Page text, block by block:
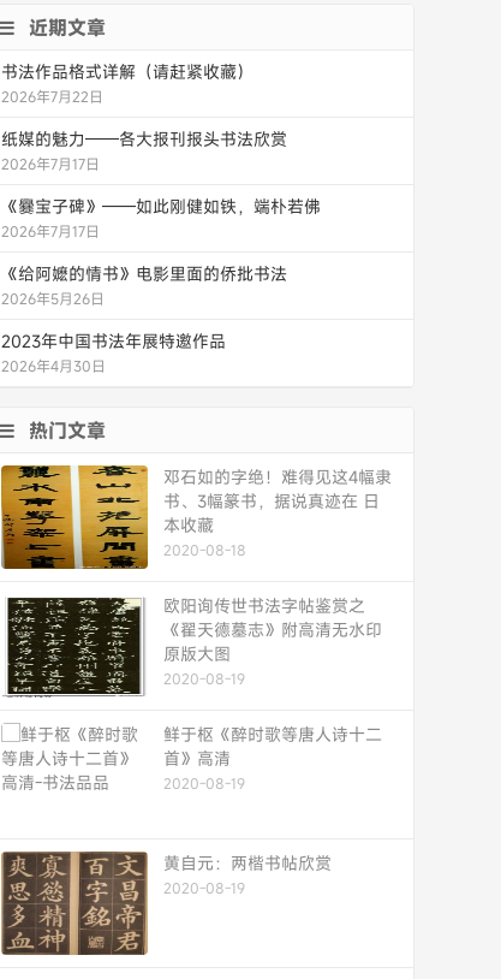
近期文章
书法作品格式详解（请赶紧收藏）
2026年7月22日
纸媒的魅力——各大报刊报头书法欣赏
2026年7月17日
《爨宝子碑》——如此刚健如铁，端朴若佛
2026年7月17日
《给阿嬷的情书》电影里面的侨批书法
2026年5月26日
2023年中国书法年展特邀作品
2026年4月30日
热门文章
邓石如的字绝！难得见这4幅隶
书、3幅篆书，据说真迹在 日
本收藏
2020-08-18
欧阳询传世书法字帖鉴赏之
《翟天德墓志》附高清无水印
原版大图
2020-08-19
鲜于枢《醉时歌等唐人诗十二
首》高清
2020-08-19
黄自元：两楷书帖欣赏
2020-08-19